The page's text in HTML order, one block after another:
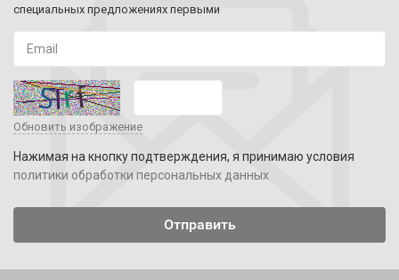
специальных предложениях первыми
Обновить изображение
Нажимая на кнопку подтверждения, я принимаю условия
политики обработки персональных данных